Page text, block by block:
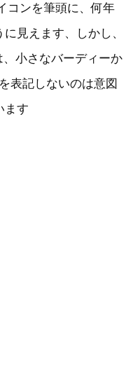
コンを筆頭に、何年
見えます、しかし、
小さなバーディーか
表記しないのは意図
ます